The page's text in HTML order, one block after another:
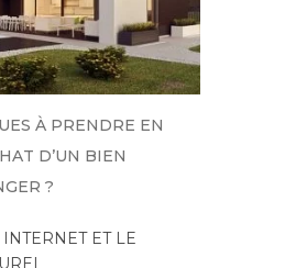
À PRENDRE EN
D’UN BIEN
?